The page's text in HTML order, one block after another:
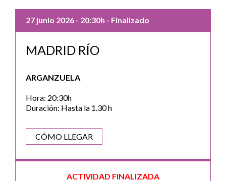
27 junio 2026 - 20:30h - Finalizado
MADRID RÍO
ARGANZUELA
Hora: 20:30h
Duración: Hasta la 1.30 h
CÓMO LLEGAR
ACTIVIDAD FINALIZADA